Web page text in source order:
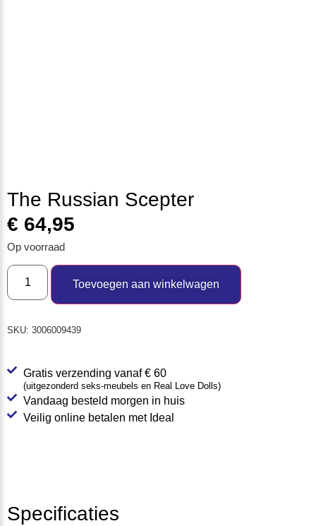
The Russian Scepter
€ 64,95
Op voorraad
Toevoegen aan winkelwagen
SKU: 3006009439
Gratis verzending vanaf € 60
(uitgezonderd seks-meubels en Real Love Dolls)
Vandaag besteld morgen in huis
Veilig online betalen met Ideal
Specificaties